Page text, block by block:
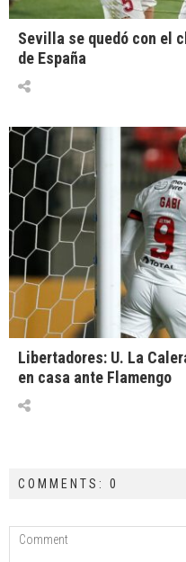
Sevilla se quedó con el
de España
Libertadores: U. La
en casa ante Flamengo
COMMENTS: 0